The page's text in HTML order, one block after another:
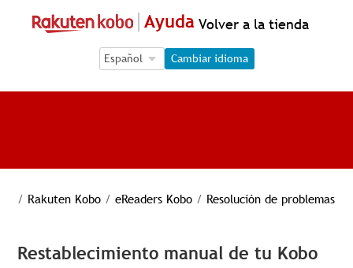
Ayuda Volver a la tienda
Language Selection
Language Selection
Cambiar idioma
/ Rakuten Kobo / eReaders Kobo / Resolución de problemas
Restablecimiento manual de tu Kobo